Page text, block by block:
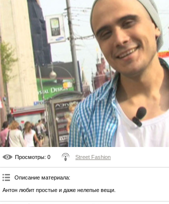
Просмотры: 0 Street Fashion
Описание материала:
Антон любит простые и даже нелепые вещи.